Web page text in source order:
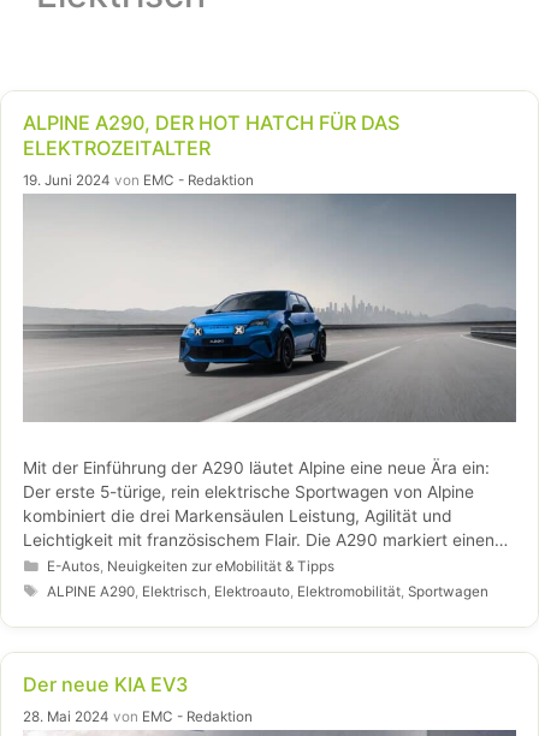
ALPINE A290, DER HOT HATCH FÜR DAS
ELEKTROZEITALTER
19. Juni 2024 von EMC - Redaktion
Mit der Einführung der A290 läutet Alpine eine neue Ära ein:
Der erste 5-türige, rein elektrische Sportwagen von Alpine
kombiniert die drei Markensäulen Leistung, Agilität und
Leichtigkeit mit französischem Flair. Die A290 markiert einen
neuen Einstieg in die Alpine Welt und ist das erste Modell der
100-prozentig elektrischen „Dream Garage“ der Marke. Auf
Kategorien
E-Autos, Neuigkeiten zur eMobilität & Tipps
Schlagwörter
ALPINE A290, Elektrisch, Elektroauto, Elektromobilität,Sportwagen
Der neue KIA EV3
28. Mai 2024 von EMC - Redaktion